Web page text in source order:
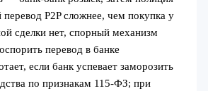
P2P сложнее, чем покупка у
сделки нет, спорный механизм
перевод в банке
если банк успевает заморозить
по признакам 115-ФЗ; при